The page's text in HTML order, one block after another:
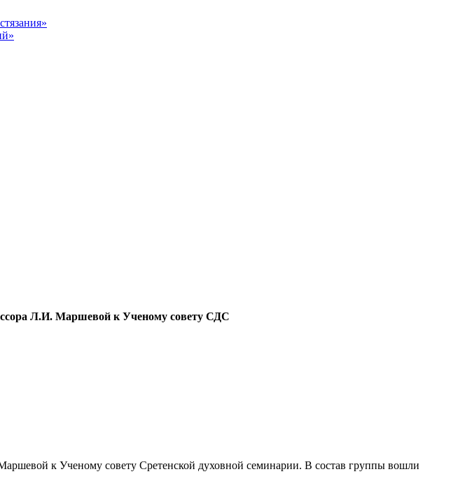
Л.И. Маршевой к Ученому совету СДС
к Ученому совету Сретенской духовной семинарии. В состав группы вошли